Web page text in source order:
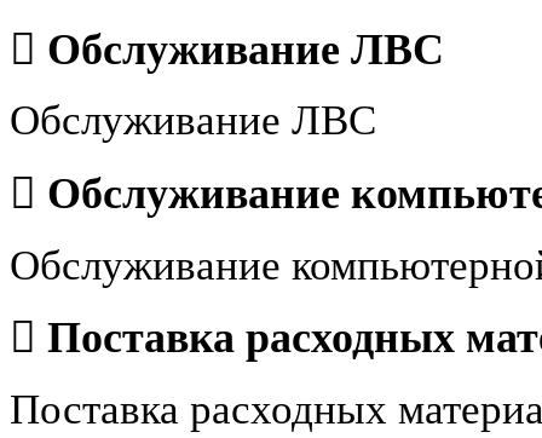
Обслуживание ЛВС
Обслуживание ЛВС
Обслуживание
Обслуживание
Поставка расходных
Поставка расходных